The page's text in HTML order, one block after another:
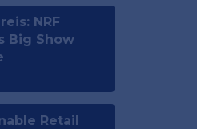
NRF
Big Show
Retail